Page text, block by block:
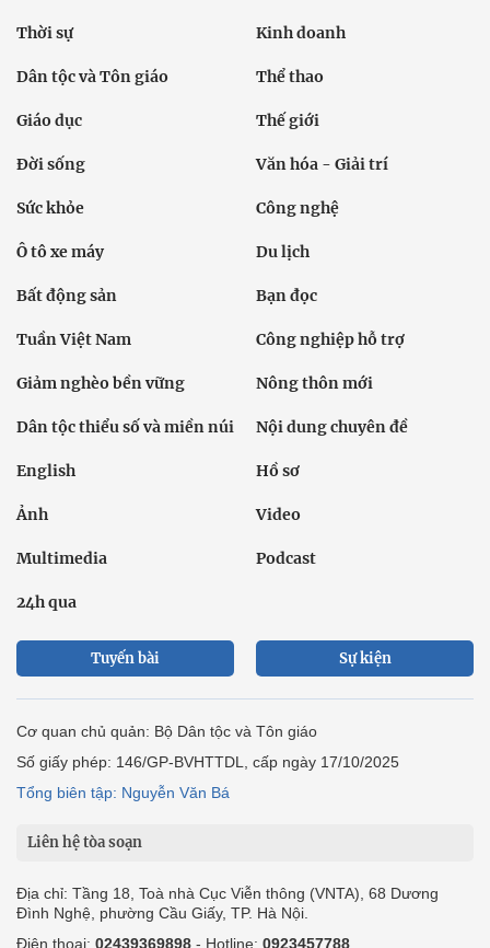
Thời sự Kinh doanh
Dân tộc và Tôn giáo Thể thao
Giáo dục Thế giới
Đời sống Văn hóa - Giải trí
Sức khỏe Công nghệ
Ô tô xe máy Du lịch
Bất động sản Bạn đọc
Tuần Việt Nam Công nghiệp hỗ trợ
Giảm nghèo bền vững Nông thôn mới
Dân tộc thiểu số và miền núi Nội dung chuyên đề
English Hồ sơ
Ảnh Video
Multimedia Podcast
24h qua
Tuyến bài Sự kiện
Cơ quan chủ quản: Bộ Dân tộc và Tôn giáo
Số giấy phép: 146/GP-BVHTTDL, cấp ngày 17/10/2025
Tổng biên tập: Nguyễn Văn Bá
Liên hệ tòa soạn
Địa chỉ: Tầng 18, Toà nhà Cục Viễn thông (VNTA), 68 Dương
Đình Nghệ, phường Cầu Giấy, TP. Hà Nội.
Điện thoại: 02439369898 - Hotline: 0923457788